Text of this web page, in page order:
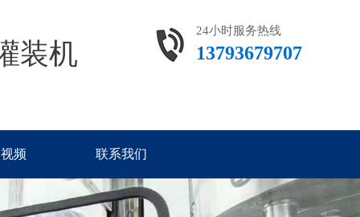
装机
24小时服务热线
13793679707
频 联系我们